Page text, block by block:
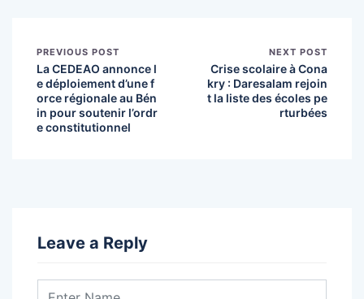
PREVIOUS POST
La CEDEAO annonce l
e déploiement d’une f
orce régionale au Bén
in pour soutenir l’ordr
e constitutionnel
NEXT POST
Crise scolaire à Cona
kry : Daresalam rejoin
t la liste des écoles pe
rturbées
Leave a Reply